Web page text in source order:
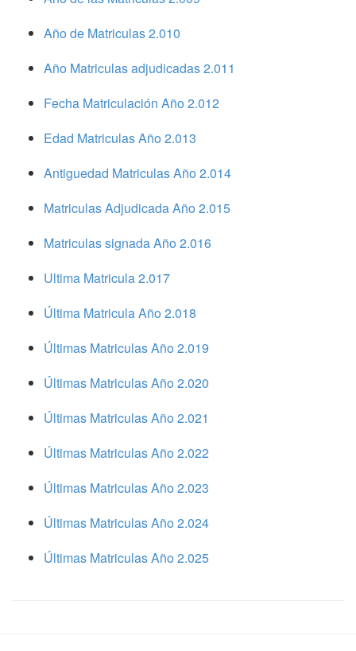
Año de Matriculas 2.010
Año Matriculas adjudicadas 2.011
Fecha Matriculación Año 2.012
Edad Matriculas Año 2.013
Antiguedad Matriculas Año 2.014
Matriculas Adjudicada Año 2.015
Matriculas signada Año 2.016
Ultima Matricula 2.017
Última Matricula Año 2.018
Últimas Matriculas Año 2.019
Últimas Matriculas Año 2.020
Últimas Matriculas Año 2.021
Últimas Matriculas Año 2.022
Últimas Matriculas Año 2.023
Últimas Matriculas Año 2.024
Últimas Matriculas Año 2.025